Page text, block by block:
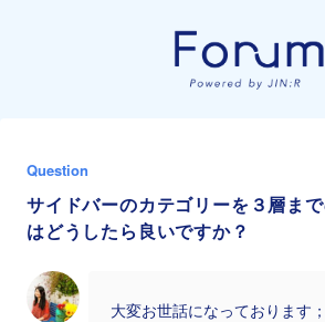
Question
サイドバーのカテゴリーを３層ま
はどうしたら良いですか？
大変お世話になっております；